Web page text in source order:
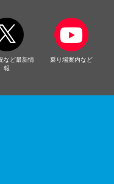
など最新情
報
乗り場案内など